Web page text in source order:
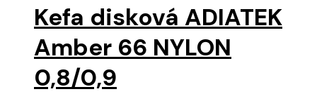
Kefa disková ADIATEK
Amber 66 NYLON
0,8/0,9